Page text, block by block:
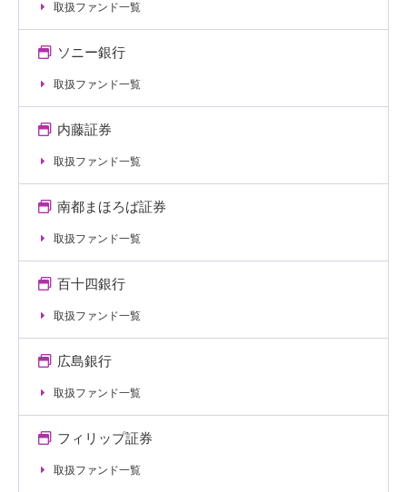
取扱ファンド一覧
ソニー銀行
取扱ファンド一覧
内藤証券
取扱ファンド一覧
南都まほろば証券
取扱ファンド一覧
百十四銀行
取扱ファンド一覧
広島銀行
取扱ファンド一覧
フィリップ証券
取扱ファンド一覧